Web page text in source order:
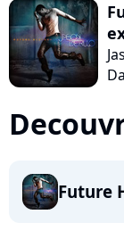
Future